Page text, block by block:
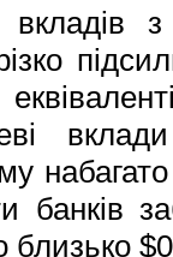
вкладів
банків
близько